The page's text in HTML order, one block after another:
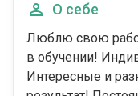
О себе
Люблю свою
в обучении!
Интересные и